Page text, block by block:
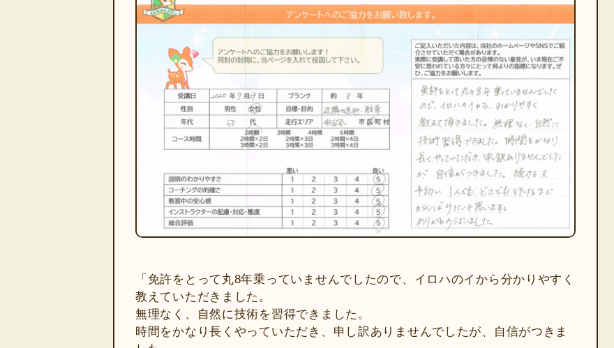
「免許をとって丸8年乗っていませんでしたので、イロハのイから分かりやすく
教えていただきました。
無理なく、自然に技術を習得できました。
時間をかなり長くやっていただき、申し訳ありませんでしたが、自信がつきま